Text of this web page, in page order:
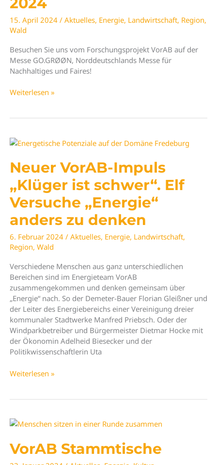
15. April 2024 / Aktuelles, Energie, Landwirtschaft, Region,
Wald
Besuchen Sie uns vom Forschungsprojekt VorAB auf der
Messe GO.GRØØN, Norddeutschlands Messe für
Nachhaltiges und Faires!
VorAB
Weiterlesen »
Neuer VorAB-Impuls
„Klüger ist schwer“. Elf
Versuche „Energie“
anders zu denken
6. Februar 2024 / Aktuelles, Energie, Landwirtschaft,
Region, Wald
Verschiedene Menschen aus ganz unterschiedlichen
Bereichen sind im Energieteam VorAB
zusammengekommen und denken gemeinsam über
„Energie“ nach. So der Demeter-Bauer Florian Gleißner und
der Leiter des Energiebereichs einer Vereinigung dreier
kommunaler Stadtwerke Manfred Priebsch. Oder der
Windparkbetreiber und Bürgermeister Dietmar Hocke mit
der Ökonomin Adelheid Biesecker und der
Politikwissenschaftlerin Uta
Neuer
schwer“.
Versuche
Weiterlesen »
VorAB Stammtische